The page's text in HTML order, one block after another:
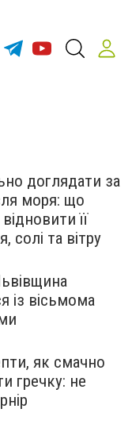
доглядати за
моря: що
її
солі та вітру
із вісьмома
як смачно
гречку: не